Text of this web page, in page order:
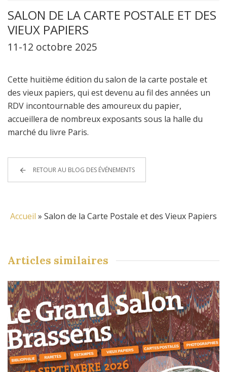
SALON DE LA CARTE POSTALE ET DES
VIEUX PAPIERS
11-12 octobre 2025
Cette huitième édition du salon de la carte postale et
des vieux papiers, qui est devenu au fil des années un
RDV incontournable des amoureux du papier,
accueillera de nombreux exposants sous la halle du
marché du livre Paris.
RETOUR AU BLOG DES ÉVÉNEMENTS
Accueil » Salon de la Carte Postale et des Vieux Papiers
Articles similaires